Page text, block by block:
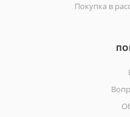
Покупка в